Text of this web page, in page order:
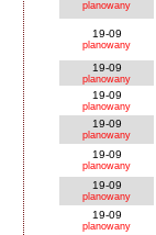
planowany
19-09
planowany
19-09
planowany
19-09
planowany
19-09
planowany
19-09
planowany
19-09
planowany
19-09
planowany